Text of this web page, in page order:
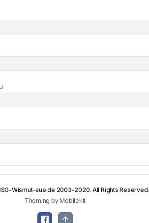
Wismut-aue.de 2003-2020. All Rights Reserved.
Theming by Mobilekit